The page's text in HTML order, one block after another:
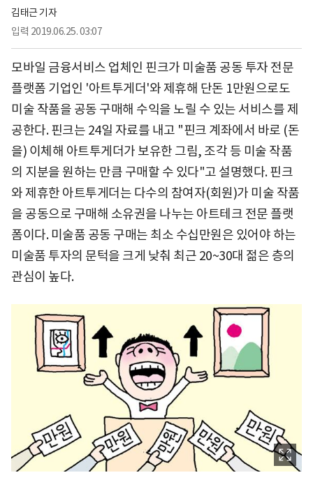
김태근 기자
입력 2019.06.25. 03:07
모바일 금융서비스 업체인 핀크가 미술품 공동 투자 전문
플랫폼 기업인 '아트투게더'와 제휴해 단돈 1만원으로도
미술 작품을 공동 구매해 수익을 노릴 수 있는 서비스를 제
공한다. 핀크는 24일 자료를 내고 "핀크 계좌에서 바로 (돈
을) 이체해 아트투게더가 보유한 그림, 조각 등 미술 작품
의 지분을 원하는 만큼 구매할 수 있다"고 설명했다. 핀크
와 제휴한 아트투게더는 다수의 참여자(회원)가 미술 작품
을 공동으로 구매해 소유권을 나누는 아트테크 전문 플랫
폼이다. 미술품 공동 구매는 최소 수십만원은 있어야 하는
미술품 투자의 문턱을 크게 낮춰 최근 20~30대 젊은 층의
관심이 높다.